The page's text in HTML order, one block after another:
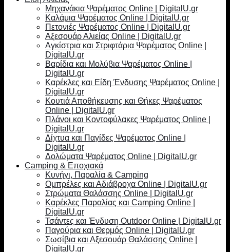
Μηχανάκια Ψαρέματος Online | DigitalU.gr
Καλάμια Ψαρέματος Online | DigitalU.gr
Πετονιές Ψαρέματος Online | DigitalU.gr
Αξεσουάρ Αλιείας Online | DigitalU.gr
Αγκίστρια και Στριφτάρια Ψαρέματος Online |
DigitalU.gr
Βαρίδια και Μολύβια Ψαρέματος Online |
DigitalU.gr
Καρέκλες και Είδη Ένδυσης Ψαρέματος Online |
DigitalU.gr
Κουτιά Αποθήκευσης και Θήκες Ψαρέματος
Online | DigitalU.gr
Πλάνοι και Κοντοφύλακες Ψαρέματος Online |
DigitalU.gr
Δίχτυα και Παγίδες Ψαρέματος Online |
DigitalU.gr
Δολώματα Ψαρέματος Online | DigitalU.gr
Camping & Εποχιακά
Κυνήγι, Παραλία & Camping
Ομπρέλες και Αδιάβροχα Online | DigitalU.gr
Στρώματα Θαλάσσης Online | DigitalU.gr
Καρέκλες Παραλίας και Camping Online |
DigitalU.gr
Τσάντες και Ένδυση Outdoor Online | DigitalU.gr
Παγούρια και Θερμός Online | DigitalU.gr
Σωσίβια και Αξεσουάρ Θαλάσσης Online |
DigitalU.gr